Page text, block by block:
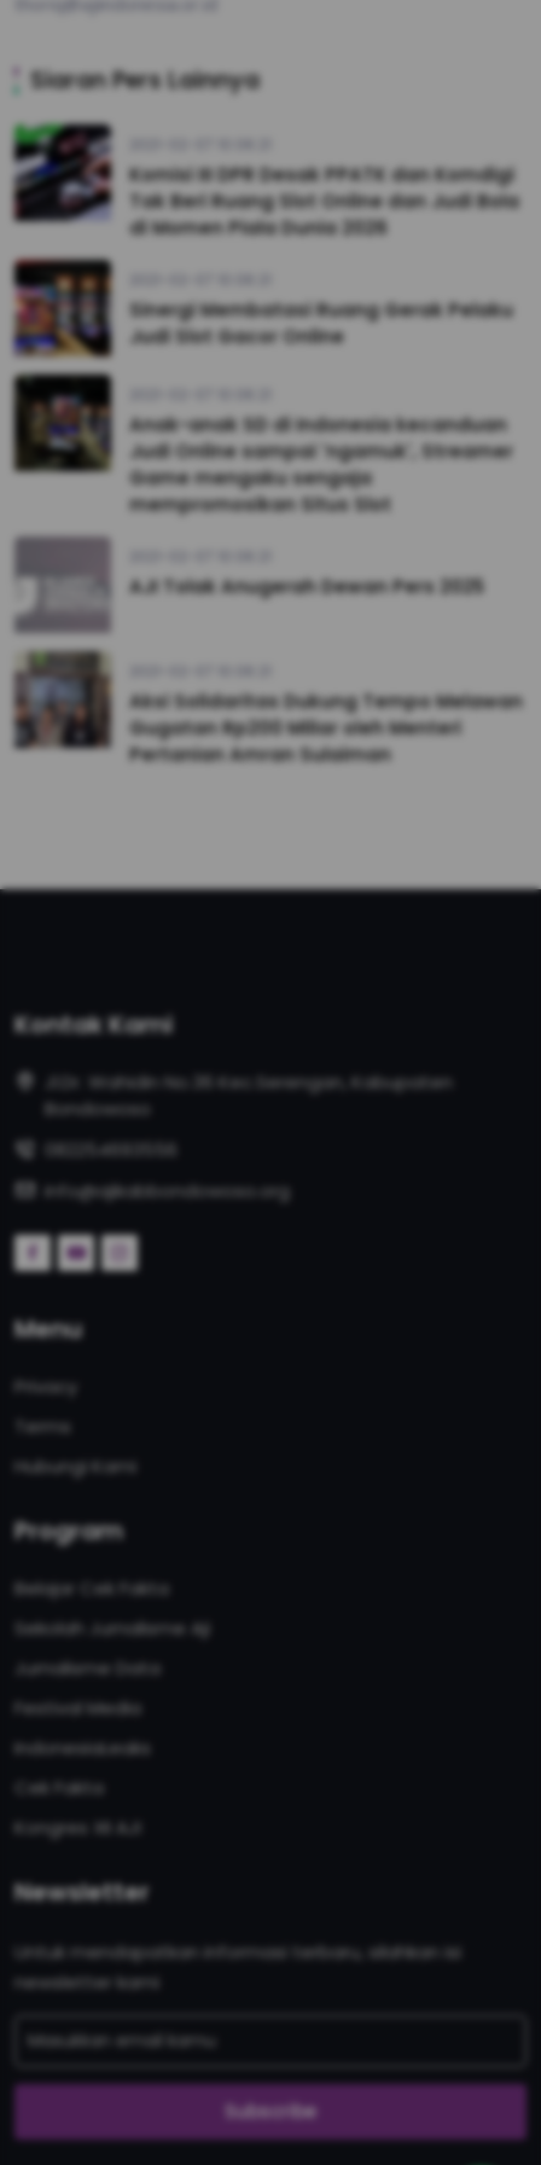
Siaran Pers Lainnya
Komisi III DPR Desak PPATK dan Komdigi
Tak Beri Ruang Slot Online dan Judi Bola
di Momen Piala Dunia 2026
Sinergi Membatasi Ruang Gerak Pelaku
Judi Slot Gacor Online
Anak-anak SD di Indonesia kecanduan
Judi Online sampai 'ngamuk', Streamer
Game mengaku sengaja
mempromosikan Situs Slot
AJI Tolak Anugerah Dewan Pers 2025
Aksi Solidaritas Dukung Tempo Melawan
Gugatan Rp200 Miliar oleh Menteri
Pertanian Amran Sulaiman
Kontak Kami
Jl.Dr. Wahidin No.36 Kec.Serengan, Kabupaten
Bondowoso
082254693556
info@ajikabbondowoso.org
Menu
Privacy
Terms
Hubungi Kami
Program
Belajar Cek Fakta
Sekolah Jurnalisme Aji
Jurnalisme Data
Festival Media
IndonesiaLeaks
Cek Fakta
Kongres XII AJI
Newsletter
Untuk mendapatkan informasi terbaru, silahkan isi
newsletter kami
Subscribe